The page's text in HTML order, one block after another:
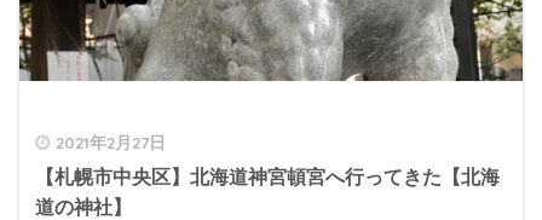
2021年2月27日
【札幌市中央区】北海道神宮頓宮へ行ってきた【北海
道の神社】